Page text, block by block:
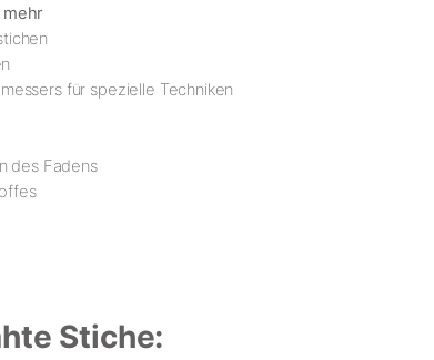
für spezielle Techniken
des Fadens
Stiche: